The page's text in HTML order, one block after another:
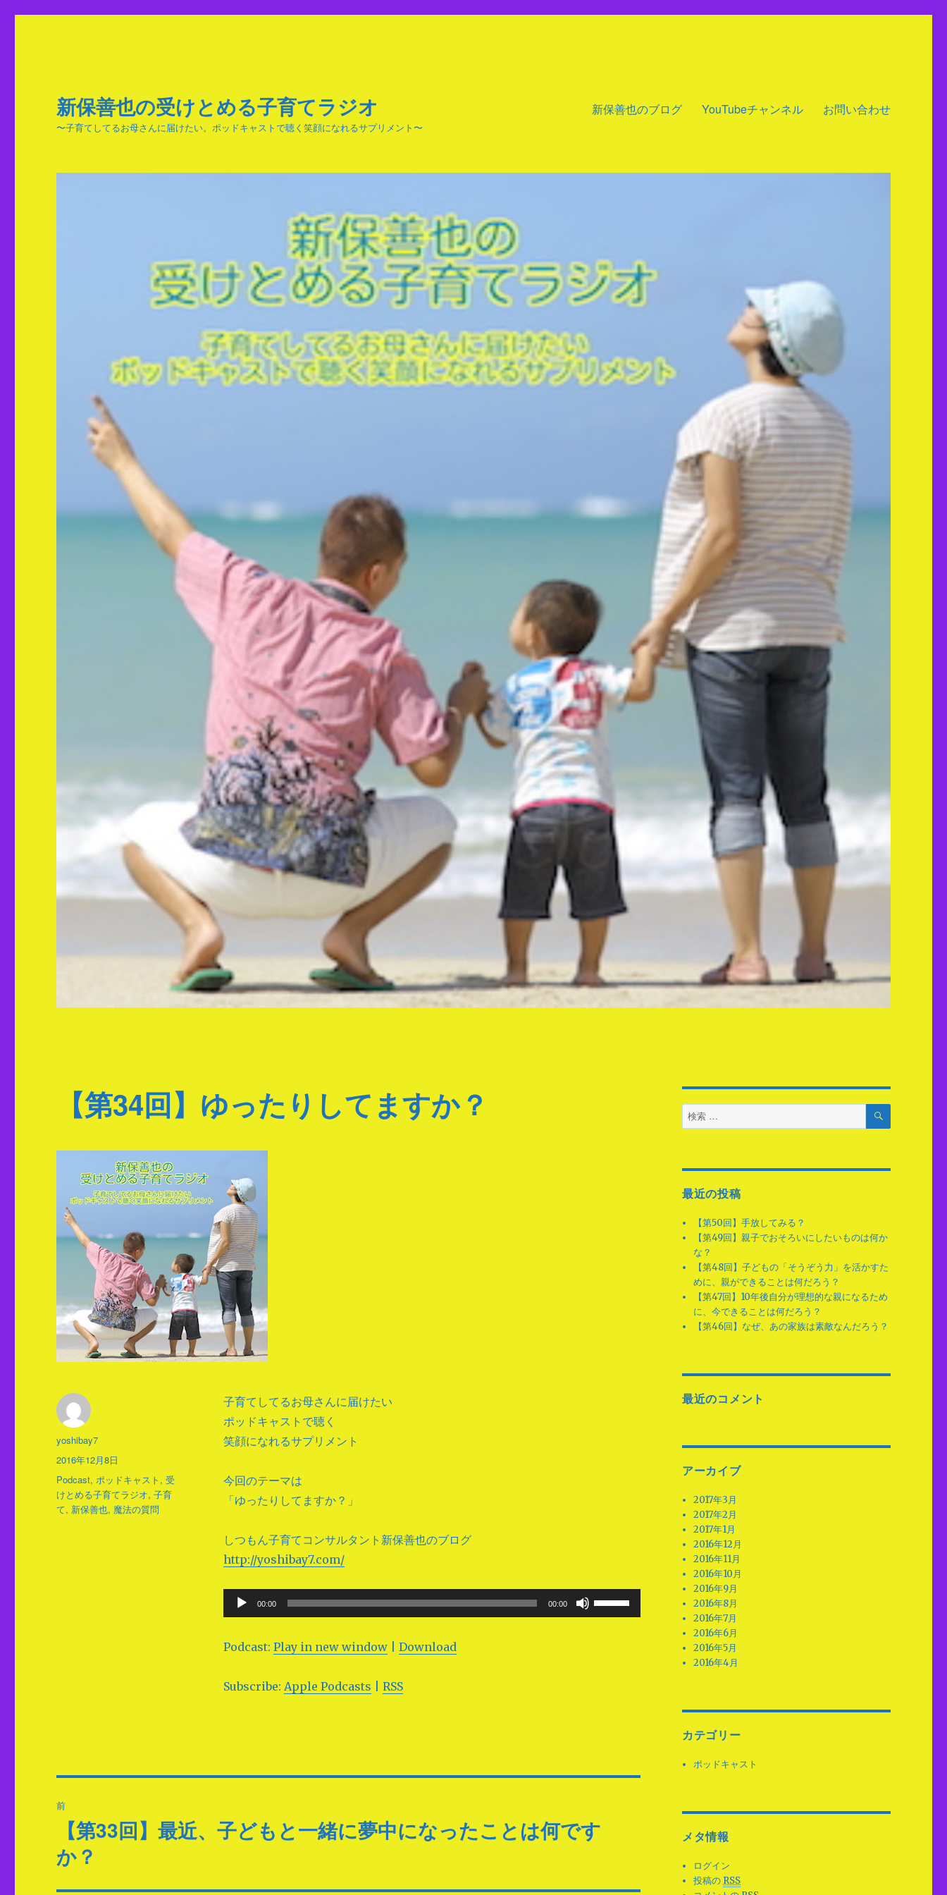
新保善也の受けとめる子育てラジオ
〜子育てしてるお母さんに届けたい。ポッドキャストで聴く笑顔になれるサプリメント〜
新保善也のブログ YouTubeチャンネル お問い合わせ
【第34回】ゆったりしてますか？
子育てしてるお母さんに届けたい
ポッドキャストで聴く
笑顔になれるサプリメント
今回のテーマは
「ゆったりしてますか？」
しつもん子育てコンサルタント新保善也のブログ
http://yoshibay7.com/
声
00:00 00:00
ボ
リ
上
印
Podcast: Play in new window| Download
Subscribe: Apple Podcasts RSS
投
稿
yoshibay7
投
稿
日:
2016年12月8日
タ
グ
Podcast, ポッドキャスト ,受
けとめる子育てラジオ,子育
て, 新保善也, 魔法の質問
稿
ナ
前
去
の
投
【第33回】最近、子どもと一緒に夢中になったことは何です
か？
検
索
検
最近の投稿
【第50回】手放してみる？
【第49回】親子でおそろいにしたいものは何か
な？
【第48回】子どもの「そうぞう力」を活かすた
めに、親ができることは何だろう？
【第47回】10年後自分が理想的な親になるため
に、今できることは何だろう？
【第46回】なぜ、あの家族は素敵なんだろう？
最近のコメント
アーカイブ
2017年3月
2017年2月
2017年1月
2016年12月
2016年11月
2016年10月
2016年9月
2016年8月
2016年7月
2016年6月
2016年5月
2016年4月
カテゴリー
ポッドキャスト
メタ情報
ログイン
投稿の RSS